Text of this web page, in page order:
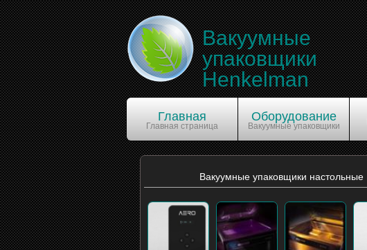
Вакуумные
упаковщики
Henkelman
Главная
Главная страница
Оборудование
Вакуумные упаковщики
Вакуумные упаковщики настольные